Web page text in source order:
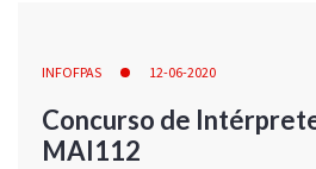
INFOFPAS 12-06-2020
Concurso de
MAI112